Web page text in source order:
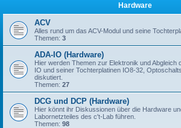
Hardware
ACV
Alles rund um das ACV-Modul und seine
Themen: 3
ADA-IO (Hardware)
Hier werden Themen zur Elektronik und Abgleich
IO und seiner Tochterplatinen IO8-32,
diskutiert.
Themen: 27
DCG und DCP (Hardware)
Hier könnt ihr Diskussionen über die Hardware
Labornetzteiles des c't-Lab führen.
Themen: 98